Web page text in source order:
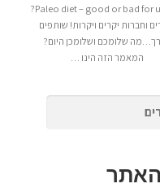
לנו? Paleo diet – good or bad for us?
וחברות יקרים ויקרות! שותפים
שלומכם ושלומכן היום?
המאמר הזה הינו …